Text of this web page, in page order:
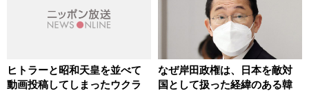
ヒトラーと昭和天皇を並べて
動画投稿してしまったウクラ
なぜ岸田政権は、日本を敵対
国として扱った経緯のある韓